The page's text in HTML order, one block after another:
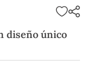
diseño único